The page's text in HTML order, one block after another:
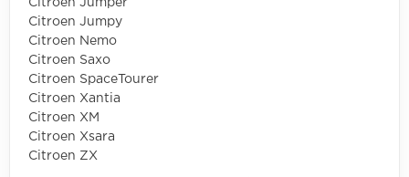
Citroen Jumper
Citroen Jumpy
Citroen Nemo
Citroen Saxo
Citroen SpaceTourer
Citroen Xantia
Citroen XM
Citroen Xsara
Citroen ZX